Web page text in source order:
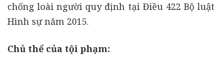
chống loài người quy định tại Điều 422 Bộ luật
Hình sự năm 2015.
Chủ thể của tội phạm: